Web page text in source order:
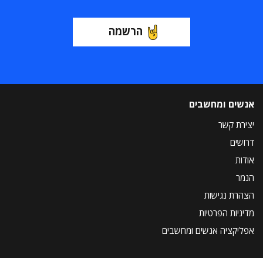
הרשמה
אנשים ומחשבים
יצירת קשר
דרושים
אודות
הנמר
הצהרת נגישות
מדיניות הפרטיות
אפליקציה אנשים ומחשבים